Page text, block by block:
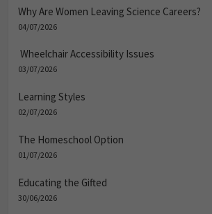
Why Are Women Leaving Science Careers?
04/07/2026
Wheelchair Accessibility Issues
03/07/2026
Learning Styles
02/07/2026
The Homeschool Option
01/07/2026
Educating the Gifted
30/06/2026